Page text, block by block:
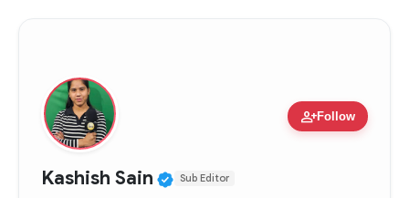
person_addFollow
Kashish Sain Verified Public Figure •
Sub Editor